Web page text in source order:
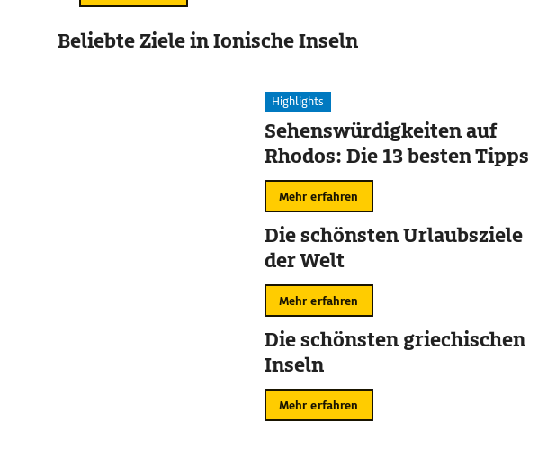
Beliebte Ziele in Ionische Inseln
Highlights
Sehenswürdigkeiten auf
Rhodos: Die 13 besten Tipps
Mehr erfahren
Die schönsten Urlaubsziele
der Welt
Mehr erfahren
Die schönsten griechischen
Inseln
Mehr erfahren